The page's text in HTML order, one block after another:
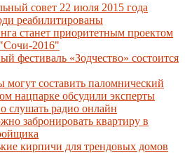
совет 22 июля 2015 года
реабилитированы
станет приоритетным проектом
2016"
фестиваль «Зодчество» состоится
могут составить паломнический
нацпарке обсудили эксперты
слушать радио онлайн
забронировать квартиру в
кирпичи для трендовых домов